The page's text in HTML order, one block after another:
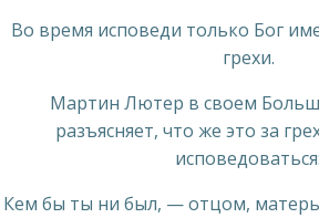
Во время исповеди только Бог
грехи.
Мартин Лютер в своем
разъясняет, что же это за
исповедоваться:
Кем бы ты ни был, — отцом,